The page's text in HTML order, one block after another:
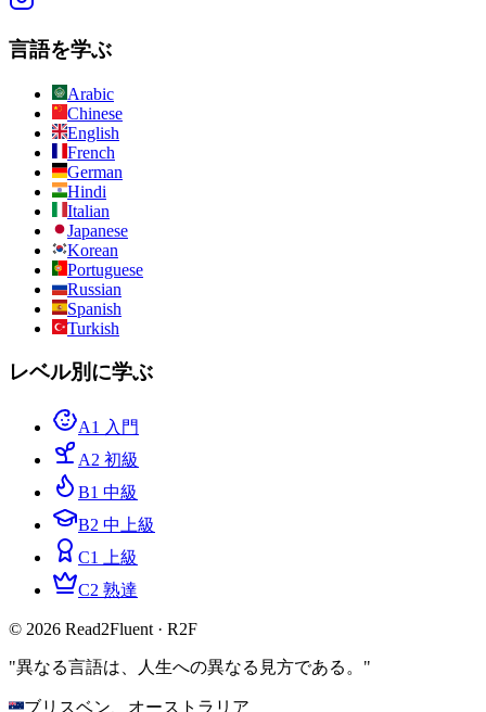
言語を学ぶ
Arabic
Chinese
English
French
German
Hindi
Italian
Japanese
Korean
Portuguese
Russian
Spanish
Turkish
レベル別に学ぶ
A1 入門
A2 初級
B1 中級
B2 中上級
C1 上級
C2 熟達
© 2026 Read2Fluent · R2F
"異なる言語は、人生への異なる見方である。"
ブリスベン、オーストラリア